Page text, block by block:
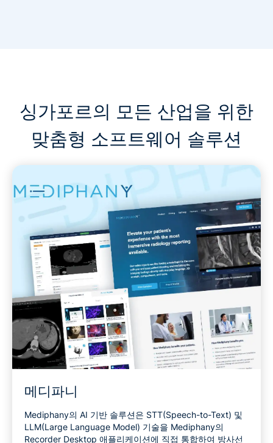
싱가포르의 모든 산업을 위한
맞춤형 소프트웨어 솔루션
메디파니
Mediphany의 AI 기반 솔루션은 STT(Speech-to-Text) 및
LLM(Large Language Model) 기술을 Mediphany의
Recorder Desktop 애플리케이션에 직접 통합하여 방사선